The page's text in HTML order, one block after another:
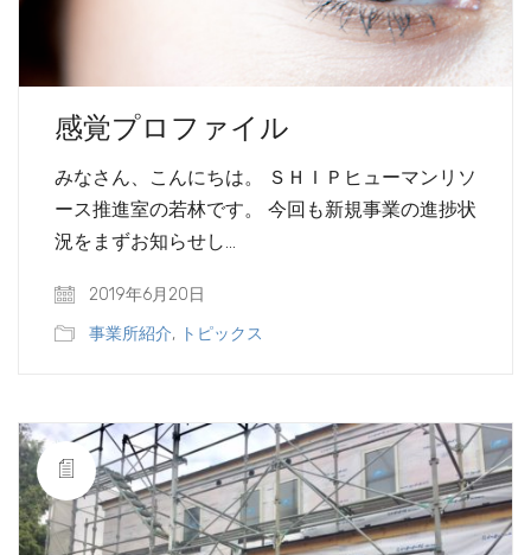
感覚プロファイル
みなさん、こんにちは。 ＳＨＩＰヒューマンリソ
ース推進室の若林です。 今回も新規事業の進捗状
況をまずお知らせし…
2019年6月20日
事業所紹介, トピックス